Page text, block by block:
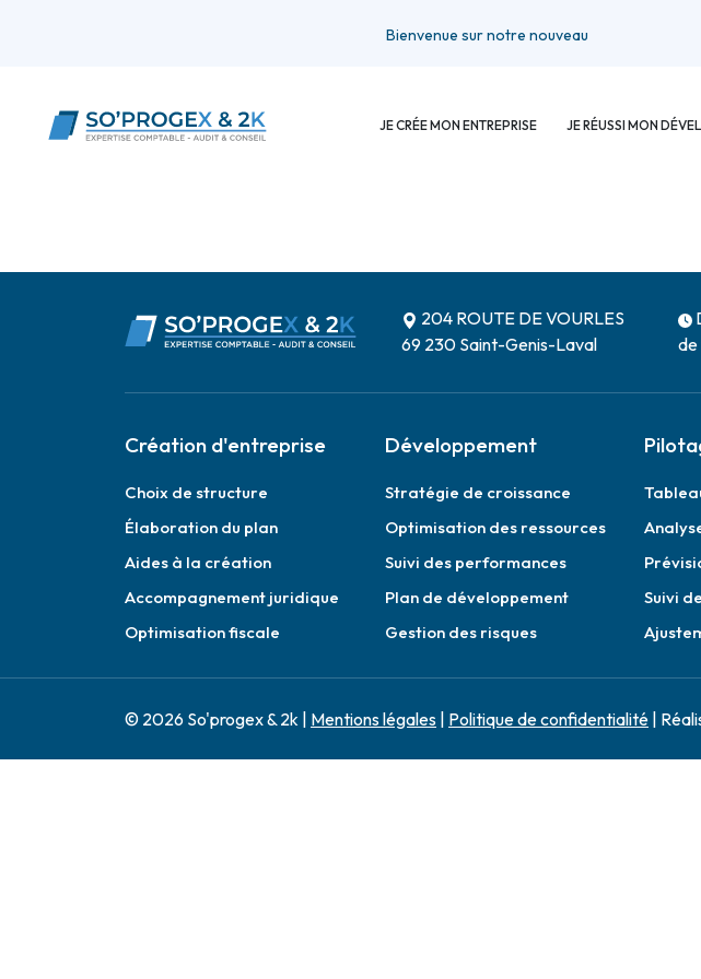
Bienvenue sur notre nouveau site internet
JE CRÉE MON ENTREPRISE JE RÉUSSI MON
204 ROUTE DE VOURLES
69 230 Saint-Genis-Laval
Création d'entreprise
Choix de structure
Élaboration du plan
Aides à la création
Accompagnement juridique
Optimisation fiscale
Développement
Stratégie de croissance
Optimisation des ressources
Suivi des performances
Plan de développement
Gestion des risques
Suivi
© 2026 So'progex & 2k | Mentions légales Politique de confidentialité |